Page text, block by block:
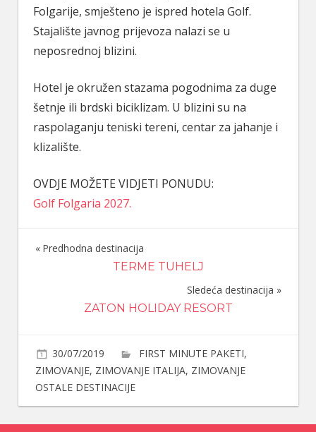
Folgarije, smješteno je ispred hotela Golf.
Stajalište javnog prijevoza nalazi se u
neposrednoj blizini.
Hotel je okružen stazama pogodnima za duge
šetnje ili brdski biciklizam. U blizini su na
raspolaganju teniski tereni, centar za jahanje i
klizalište.
OVDJE MOŽETE VIDJETI PONUDU:
Golf Folgaria 2027.
Navigacija
Predhodna destinacija
TERME TUHELJ
Sledeća destinacija
ZATON HOLIDAY RESORT
30/07/2019 FIRST MINUTE PAKETI,
ZIMOVANJE, ZIMOVANJE ITALIJA, ZIMOVANJE
OSTALE DESTINACIJE